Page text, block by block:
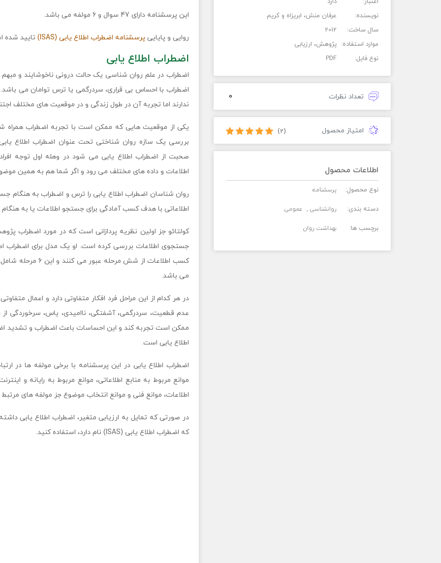
نویسنده:
عرفان منش، ابریزاه و کریم
سال ساخت:
2012
موارد استفاده: پژوهش، ارزیابی
نوع فایل:
PDF
تعداد نظرات 0
امتیاز محصول (2)
اطلاعات محصول
نوع محصول: پرسشنامه
دسته بندی: روانشناسی عمومی
برچسب ها: بهداشت روان
این پرسشنامه دارای 47 سوال و 6 مولفه می باشد.
روایی و پایایی پرسشنامه اضطراب اطلاع یابی (ISAS) تایید شده
اضطراب اطلاع یابی
اضطراب در علم روان شناسی یک حالت درونی ناخوشایند و
اضطراب با احساس بی قراری، سردرگمی یا ترس توامان می
ندارند اما تجربه آن در طول زندگی و در موقعیت های مختلف
یکی از موقعیت هایی که ممکن است با تجربه اضطراب همراه
بررسی یک سازه روان شناختی تحت عنوان اضطراب اطلاع یابی
صحبت از اضطراب اطلاع یابی می شود در وهله اول توجه
اطلاعات و داده های مختلف می رود و اگر شما هم به همین
روان شناسان اضطراب اطلاع یابی را ترس و اضطراب به هنگام
اطلاعاتی با هدف کسب آمادگی برای جستجو اطلاعات یا به هنگام
کولتائو جز اولین نظریه پردازانی است که در مورد اضطراب
جستجوی اطلاعات بررسی کرده است. او یک مدل برای اضطراب
کسب اطلاعات از شش
می باشد.
در هر کدام از این مراحل فرد افکار متفاوتی دارد و اعمال
عدم قطعیت، سردرگمی، آشفتگی، ناامیدی، یاس، سرخوردگی
ممکن است تجربه کند و این احساسات باعث اضطراب و تشدید
اطلاع یابی است.
اضطراب اطلاع یابی در این پرسشنامه با برخی مولفه ها در
موانع مربوط به منابع اطلاعاتی، موانع مربوط به رایانه و
اطلاعات، موانع فنی و موانع انتخاب موضوع جز مولفه های
در صورتی که تمایل به ارزیابی متغیر، اضطراب اطلاع یابی
که اضطراب اطلاع یابی (ISAS) نام دارد، استفاده کنید.